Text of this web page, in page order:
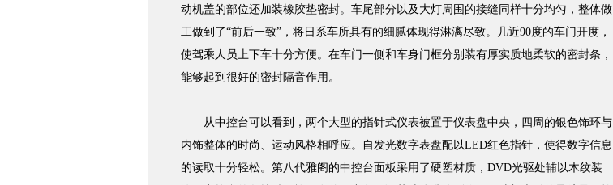
动机盖的部位还加装橡胶垫密封。车尾部分以及大灯周围的接缝同样十分均匀，整体做
工做到了“前后一致”，将日系车所具有的细腻体现得淋漓尽致。几近90度的车门开度，
使驾乘人员上下车十分方便。在车门一侧和车身门框分别装有厚实质地柔软的密封条，
能够起到很好的密封隔音作用。
从中控台可以看到，两个大型的指针式仪表被置于仪表盘中央，四周的银色饰环与
内饰整体的时尚、运动风格相呼应。自发光数字表盘配以LED红色指针，使得数字信息
的读取十分轻松。第八代雅阁的中控台面板采用了硬塑材质，DVD光驱处辅以木纹装